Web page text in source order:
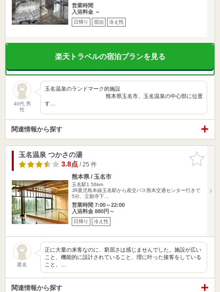
営業時間
入浴料金 ～
日帰り 宿泊 冷え性
楽天トラベルの宿泊プランを見る
40代 男
性
玉名温泉のランドマーク的施設
熊本県玉名市、玉名温泉の中心部に位置
す…
関連情報から探す
お気に入
りに追加
玉名温泉 つかさの湯
3.8点/ 25 件
熊本県 / 玉名市
玉名駅1.56km
JR鹿児島本線玉名駅から産交バス熊本交通センター行きで
5分、立願寺下…
営業時間 7:00～22:00
入浴料金 880円～
日帰り 冷え性
匿名
正に大量の来客なのに、窮屈さは感じませんでした。施設が広い
こと、機能的に設計されていること、理に叶った接客をしている
こと、…
関連情報から探す